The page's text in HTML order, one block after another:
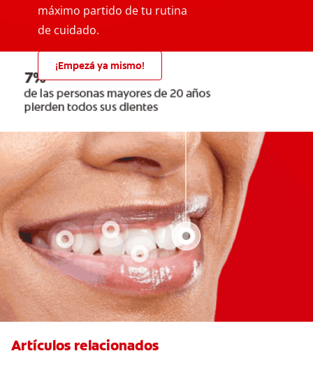
máximo partido de tu rutina
de cuidado.
¡Empezá ya mismo!
Artículos relacionados